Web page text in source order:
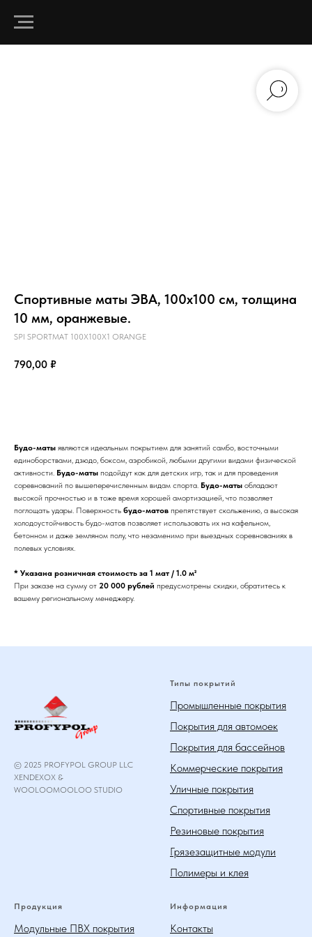
Спортивные маты ЭВА, 100х100 см, толщина
10 мм, оранжевые.
SPI SPORTMAT 100X100X1 ORANGE
790,00 ₽
Будо-маты являются идеальным покрытием для занятий самбо, восточными
единоборствами, дзюдо, боксом, аэробикой, любыми другими видами физической
активности. Будо-маты подойдут как для детских игр, так и для проведения
соревнований по вышеперечисленным видам спорта. Будо-маты обладают
высокой прочностью и в тоже время хорошей амортизацией, что позволяет
поглощать удары. Поверхность будо-матов препятствует скольжению, а высокая
холодоустойчивость будо-матов позволяет использовать их на кафельном,
бетонном и даже земляном полу, что незаменимо при выездных соревнованиях в
полевых условиях.
* Указана розничная стоимость за 1 мат / 1.0 м²
При заказе на сумму от 20 000 рублей предусмотрены скидки, обратитесь к
вашему региональному менеджеру.
© 2025 PROFYPOL GROUP LLC
XENDEXOX &
WOOLOOMOOLOO STUDIO
Типы покрытий
Промышленные покрытия
Покрытия для автомоек
Покрытия для бассейнов
Коммерческие покрытия
Уличные покрытия
Спортивные покрытия
Резиновые покрытия
Грязезащитные модули
Полимеры и клея
Продукция
Модульные ПВХ покрытия
Информация
Контакты